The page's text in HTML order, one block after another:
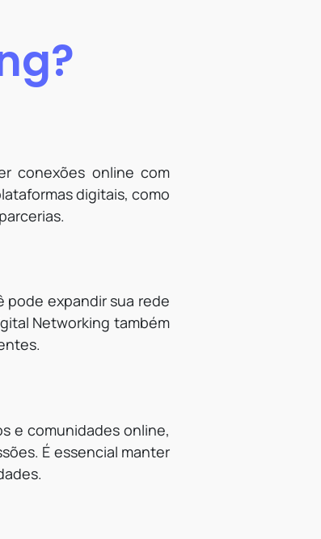
conexões online com
digitais, como
pode expandir sua rede
Networking também
e comunidades online,
É essencial manter